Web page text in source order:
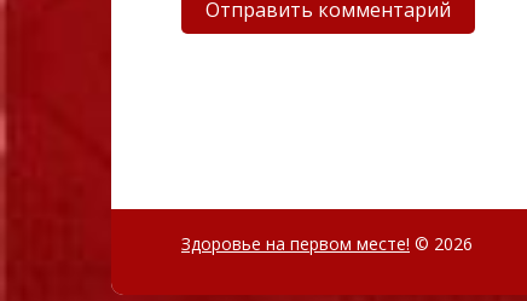
Здоровье на первом месте! © 2026